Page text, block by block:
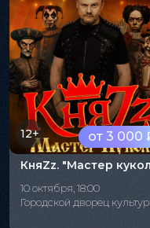
от 3 000
12+
КняZz. "Мастер
10 октября, 18:00
Городской дворец